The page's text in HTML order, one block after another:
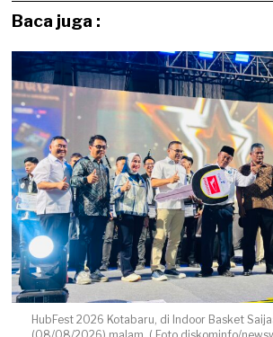
Baca juga :
HubFest 2026 Kotabaru, di Indoor Basket